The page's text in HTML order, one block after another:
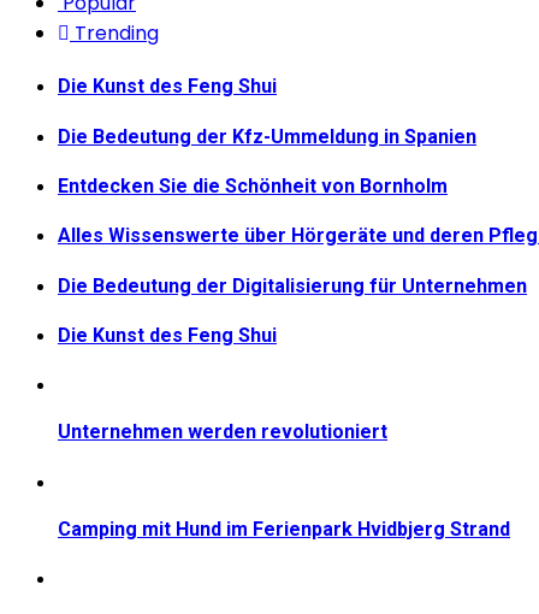
Beiträge
Trending
Die Kunst des Feng Shui
Die Bedeutung der Kfz-Ummeldung in Spanien
Entdecken Sie die Schönheit von Bornholm
Alles Wissenswerte über Hörgeräte und deren
Die Bedeutung der Digitalisierung für Unternehmen
Die Kunst des Feng Shui
Unternehmen werden revolutioniert
Camping mit Hund im Ferienpark Hvidbjerg Strand